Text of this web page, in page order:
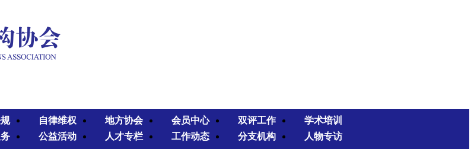
自律维权 地方协会 会员中心 双评工作
学术培训
公益活动 人才专栏 工作动态 分支机构
人物专访